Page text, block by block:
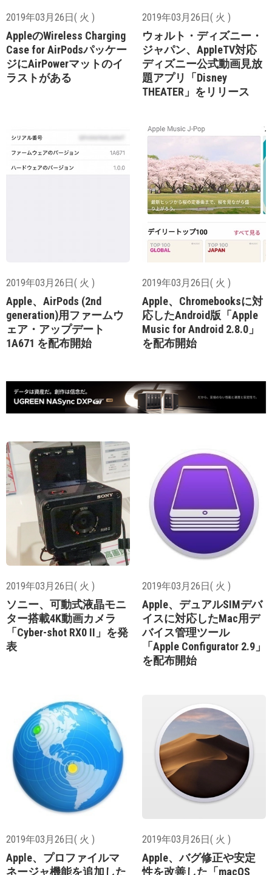
2019年03月26日( 火 )
AppleのWireless Charging
Case for AirPodsパッケー
ジにAirPowerマットのイ
ラストがある
2019年03月26日( 火 )
ウォルト・ディズニー・
ジャパン、AppleTV対応
ディズニー公式動画見放
題アプリ「Disney
THEATER」をリリース
2019年03月26日( 火 )
Apple、AirPods (2nd
generation)用ファームウ
ェア・アップデート
1A671 を配布開始
2019年03月26日( 火 )
Apple、Chromebooksに対
応したAndroid版「Apple
Music for Android 2.8.0」
を配布開始
2019年03月26日( 火 )
ソニー、可動式液晶モニ
ター搭載4K動画カメラ
「Cyber-shot RX0 II」を発
表
2019年03月26日( 火 )
Apple、デュアルSIMデバ
イスに対応したMac用デ
バイス管理ツール
「Apple Configurator 2.9」
を配布開始
2019年03月26日( 火 )
Apple、プロファイルマ
ネージャ機能を追加した
2019年03月26日( 火 )
Apple、バグ修正や安定
性を改善した「macOS